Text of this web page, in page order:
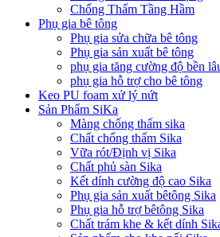
Chống Thấm Tầng Hầm
Phụ gia bê tông
Phụ gia sửa chữa bê tông
Phụ gia sản xuất bê tông
phụ gia tăng cường độ bền
phụ gia hỗ trợ cho bê tông
Keo PU foam xử lý nứt
Sản Phẩm SiKa
Màng chống thấm sika
Chất chống thấm Sika
Vữa rót/Định vị Sika
Chất phủ sàn Sika
Kết dính cường độ cao Sika
Phụ gia sản xuất bêtông Sika
Phụ gia hỗ trợ bêtông Sika
Chất trám khe & kết dính